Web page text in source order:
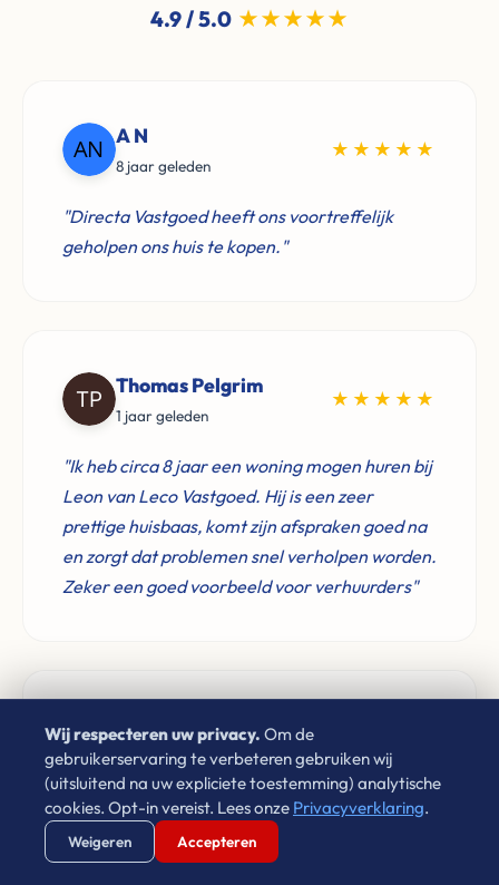
4.9 / 5.0 ★★★★★
A N
8 jaar geleden
★★★★★
"Directa Vastgoed heeft ons voortreffelijk
geholpen ons huis te kopen."
Thomas Pelgrim
1 jaar geleden
★★★★★
"Ik heb circa 8 jaar een woning mogen huren bij
Leon van Leco Vastgoed. Hij is een zeer
prettige huisbaas, komt zijn afspraken goed na
en zorgt dat problemen snel verholpen worden.
Zeker een goed voorbeeld voor verhuurders"
Don Verwijst
2 jaar geleden
"Zeer goede ervaringen met Leon van Leco
Vastgoed. Als je een betrouwbaar bedrijf zoekt
voor de aankoop van je woning neem gerust
Wij respecteren uw privacy. Om de
gebruikerservaring te verbeteren gebruiken wij
(uitsluitend na uw expliciete toestemming) analytische
cookies. Opt-in vereist. Lees onze Privacyverklaring.
Weigeren Accepteren
Verstuur WhatsApp